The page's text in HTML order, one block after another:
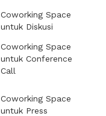
Coworking Space
untuk Diskusi
Coworking Space
untuk Conference
Call
Coworking Space
untuk Press